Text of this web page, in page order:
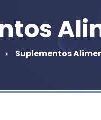
Suplementos